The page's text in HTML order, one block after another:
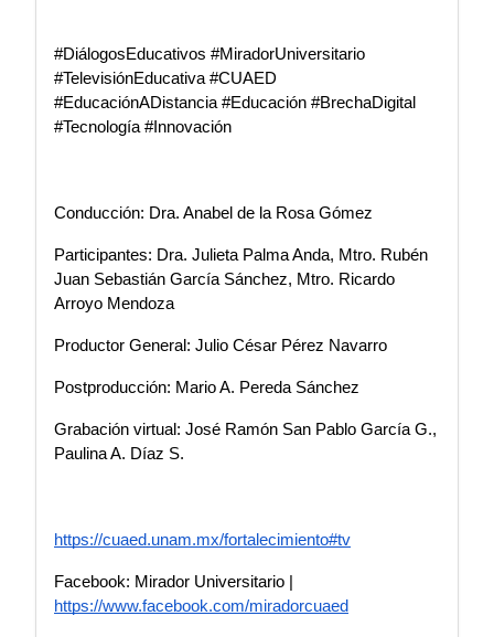
#DiálogosEducativos #MiradorUniversitario
#TelevisiónEducativa #CUAED
#EducaciónADistancia #Educación #BrechaDigital
#Tecnología #Innovación
Conducción: Dra. Anabel de la Rosa Gómez
Participantes: Dra. Julieta Palma Anda, Mtro. Rubén
Juan Sebastián García Sánchez, Mtro. Ricardo
Arroyo Mendoza
Productor General: Julio César Pérez Navarro
Postproducción: Mario A. Pereda Sánchez
Grabación virtual: José Ramón San Pablo García G.,
Paulina A. Díaz S.
https://cuaed.unam.mx/fortalecimiento#tv
https://www.facebook.com/miradorcuaed